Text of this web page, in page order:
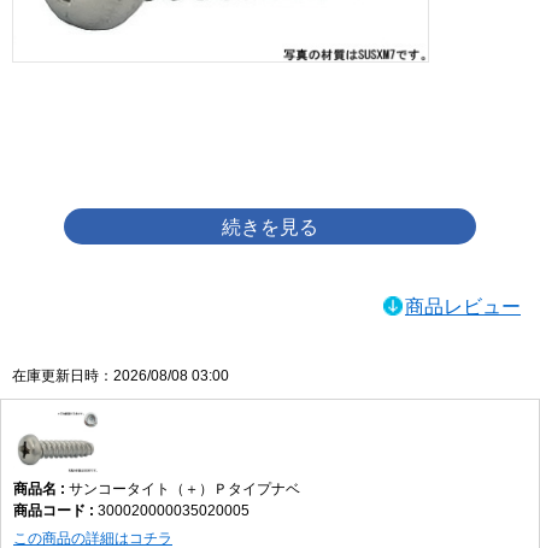
商品レビュー
在庫更新日時：2026/08/08 03:00
サンコータイト（＋）Ｐタイプナベ
300020000035020005
この商品の詳細はコチラ